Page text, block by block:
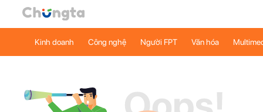
Kinh doanh Công nghệ Người FPT Văn hóa